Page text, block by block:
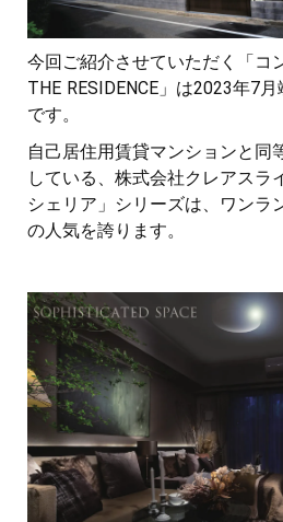
今回ご紹介させていただく「コ
THE RESIDENCE」は2023年7
です。
自己居住用賃貸マンションと同
している、株式会社クレアスラ
シェリア」シリーズは、ワンラ
の人気を誇ります。